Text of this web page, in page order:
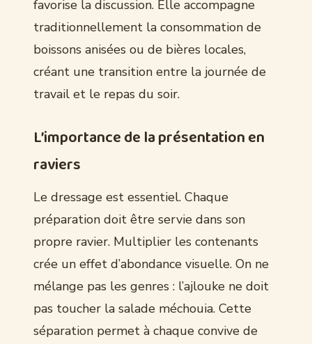
favorise la discussion. Elle accompagne
traditionnellement la consommation de
boissons anisées ou de bières locales,
créant une transition entre la journée de
travail et le repas du soir.
L’importance de la présentation en
raviers
Le dressage est essentiel. Chaque
préparation doit être servie dans son
propre ravier. Multiplier les contenants
crée un effet d’abondance visuelle. On ne
mélange pas les genres : l’ajlouke ne doit
pas toucher la salade méchouia. Cette
séparation permet à chaque convive de